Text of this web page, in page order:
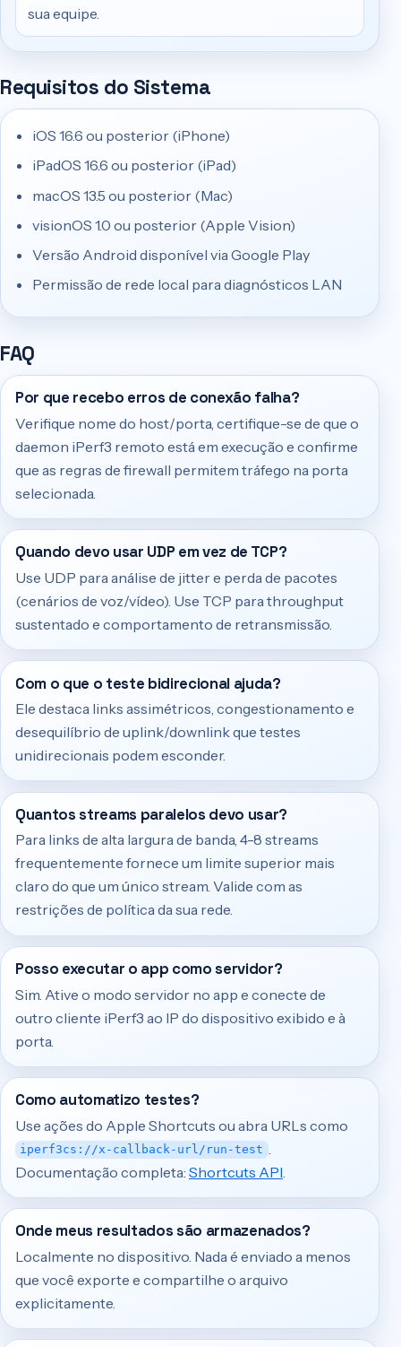
sua equipe.
Requisitos do Sistema
iOS 16.6 ou posterior (iPhone)
iPadOS 16.6 ou posterior (iPad)
macOS 13.5 ou posterior (Mac)
visionOS 1.0 ou posterior (Apple Vision)
Versão Android disponível via Google Play
Permissão de rede local para diagnósticos LAN
FAQ
Por que recebo erros de conexão falha?
Verifique nome do host/porta, certifique-se de que o
daemon iPerf3 remoto está em execução e confirme
que as regras de firewall permitem tráfego na porta
selecionada.
Quando devo usar UDP em vez de TCP?
Use UDP para análise de jitter e perda de pacotes
(cenários de voz/vídeo). Use TCP para throughput
sustentado e comportamento de retransmissão.
Com o que o teste bidirecional ajuda?
Ele destaca links assimétricos, congestionamento e
desequilíbrio de uplink/downlink que testes
unidirecionais podem esconder.
Quantos streams paralelos devo usar?
Para links de alta largura de banda, 4-8 streams
frequentemente fornece um limite superior mais
claro do que um único stream. Valide com as
restrições de política da sua rede.
Posso executar o app como servidor?
Sim. Ative o modo servidor no app e conecte de
outro cliente iPerf3 ao IP do dispositivo exibido e à
porta.
Como automatizo testes?
Use ações do Apple Shortcuts ou abra URLs como
iperf3cs://x-callback-url/run-test .
Documentação completa: Shortcuts API
Onde meus resultados são armazenados?
Localmente no dispositivo. Nada é enviado a menos
que você exporte e compartilhe o arquivo
explicitamente.